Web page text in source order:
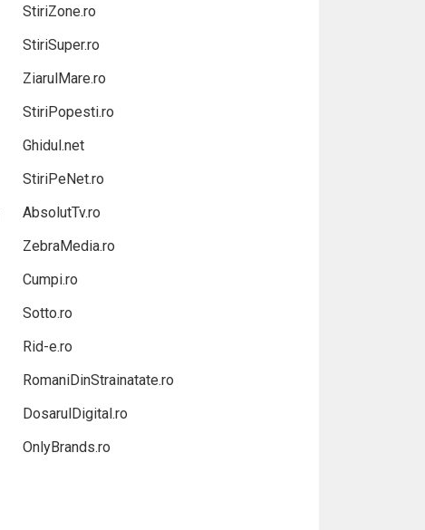
StiriZone.ro
StiriSuper.ro
ZiarulMare.ro
StiriPopesti.ro
Ghidul.net
StiriPeNet.ro
AbsolutTv.ro
ZebraMedia.ro
Cumpi.ro
Sotto.ro
Rid-e.ro
RomaniDinStrainatate.ro
DosarulDigital.ro
OnlyBrands.ro